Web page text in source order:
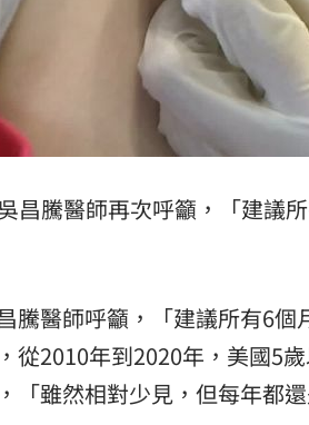
昌騰醫師再次呼籲，「建議
騰醫師呼籲，「建議所有6
從2010年到2020年，美國5
「雖然相對少見，但每年都